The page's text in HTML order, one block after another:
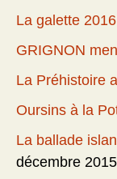
La galette 2016
GRIGNON
La Préhistoire
Oursins à la
La ballade
décembre 2015